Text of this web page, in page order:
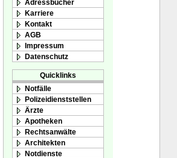
Adressbücher
Karriere
Kontakt
AGB
Impressum
Datenschutz
Quicklinks
Notfälle
Polizeidienststellen
Ärzte
Apotheken
Rechtsanwälte
Architekten
Notdienste